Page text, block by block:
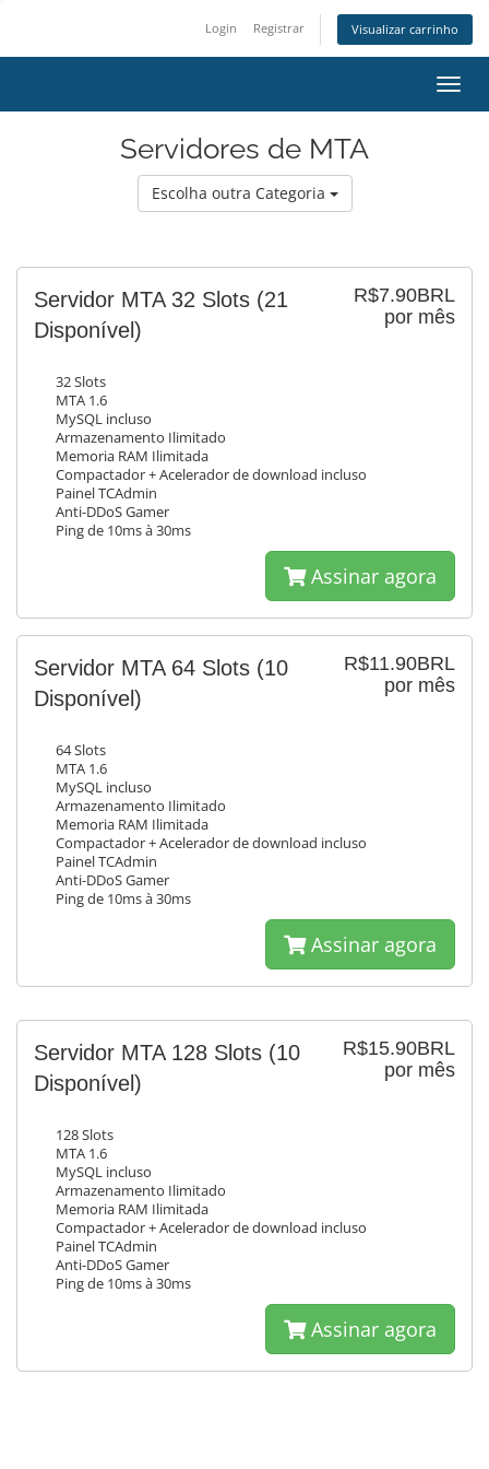
Login Registrar Visualizar carrinho
Servidores de MTA
Escolha outra Categoria
R$7.90BRL
por mês
Servidor MTA 32 Slots (21
Disponível)
32 Slots
MTA 1.6
MySQL incluso
Armazenamento Ilimitado
Memoria RAM Ilimitada
Compactador + Acelerador de download incluso
Painel TCAdmin
Anti-DDoS Gamer
Ping de 10ms à 30ms
Assinar agora
R$11.90BRL
por mês
Servidor MTA 64 Slots (10
Disponível)
64 Slots
MTA 1.6
MySQL incluso
Armazenamento Ilimitado
Memoria RAM Ilimitada
Compactador + Acelerador de download incluso
Painel TCAdmin
Anti-DDoS Gamer
Ping de 10ms à 30ms
Assinar agora
R$15.90BRL
por mês
Servidor MTA 128 Slots (10
Disponível)
128 Slots
MTA 1.6
MySQL incluso
Armazenamento Ilimitado
Memoria RAM Ilimitada
Compactador + Acelerador de download incluso
Painel TCAdmin
Anti-DDoS Gamer
Ping de 10ms à 30ms
Assinar agora